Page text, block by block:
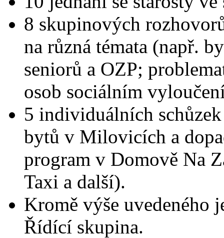
8 skupinových
na různá témata (např.
seniorů a OZP;
osob sociálním
5 individuálních
bytů v Milovicích a
program v Domově Na
Taxi a další).
Kromě výše uvedeného
Řídící skupina.